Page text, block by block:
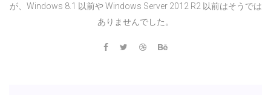
が、Windows 8.1 以前や Windows Server 2012 R2 以前はそうでは
ありませんでした。